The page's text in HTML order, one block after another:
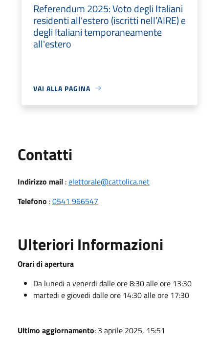
Referendum 2025: Voto degli Italiani
residenti all’estero (iscritti nell’AIRE) e
degli Italiani temporaneamente
all'estero
VAI ALLA PAGINA
Contatti
Indirizzo mail :elettorale@cattolica.net
Telefono :0541 966547
Ulteriori Informazioni
Orari di apertura
Da lunedi a venerdi dalle ore 8:30 alle ore 13:30
martedi e giovedi dalle ore 14:30 alle ore 17:30
Ultimo aggiornamento: 3 aprile 2025, 15:51